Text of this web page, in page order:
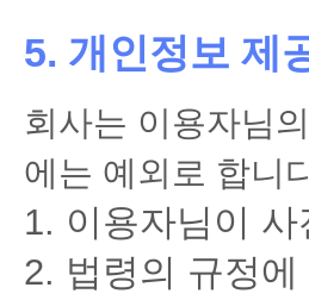
5. 개인정보 제
회사는 이용자님
에는 예외로 합니
이용자님이
법령의 규정